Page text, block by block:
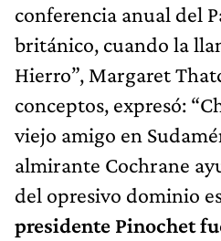
conferencia anual del
británico, cuando la
Hierro”, Margaret
conceptos, expresó:
viejo amigo en
almirante Cochrane
del opresivo dominio
presidente Pinochet